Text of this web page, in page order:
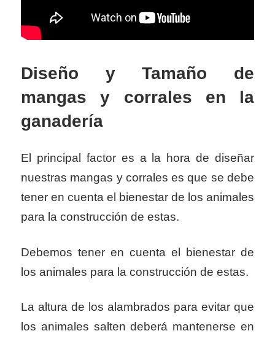
Diseño y Tamaño de
mangas y corrales en la
ganadería
El principal factor es a la hora de diseñar
nuestras mangas y corrales es que se debe
tener en cuenta el bienestar de los animales
para la construcción de estas.
Debemos tener en cuenta el bienestar de
los animales para la construcción de estas.
La altura de los alambrados para evitar que
los animales salten deberá mantenerse en